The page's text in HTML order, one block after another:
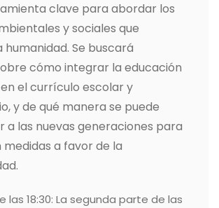
clave para abordar los
y sociales que
Se buscará
cómo integrar la educación
el currículo escolar y
y de qué manera se puede
a las nuevas generaciones para
a favor de la
las 18:30: La segunda parte de las